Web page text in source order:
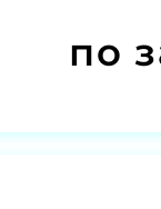
по